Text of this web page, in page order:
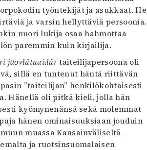
työntekijät ja asukkaat. He
ja varsin hellyttäviä persoonia.
nuori lukija osaa hahmottaa
paremmin kuin kirjailija.
juovlâtaaidârtaiteilijapersoona oli
sillä en tuntenut häntä riittävän
”taiteilijan” henkilökohtaisesti
Hänellä oli pitkä kieli, jolla hän
kyömynenänsä sekä molemmat
hänen ominaisuuksiaan jouduin
muassa Kansainväliseltä
ja ruotsinsuomalaisen